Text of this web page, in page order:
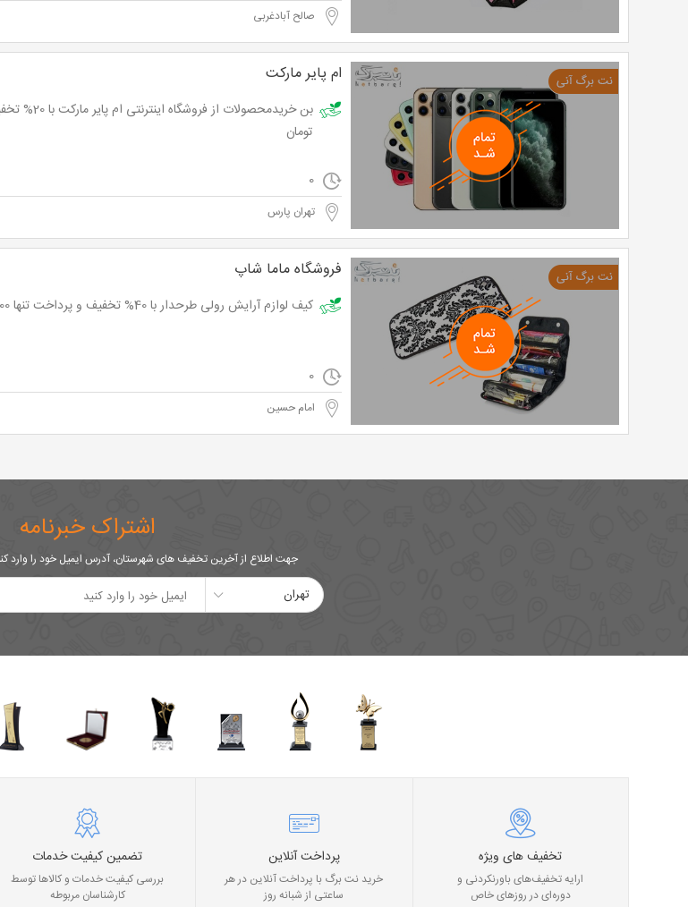
صالح آبادغربی
ام پایر مارکت
تومان
0
تهران پارس
فروشگاه ماما شاپ
کیف لوازم آرایش رولی طرحدار با 40% تخفیف و پرداخت تنها 9،600 تومان به جای 16,000 تومان
0
امام حسین
اشتراک خبرنامه
جهت اطلاع از آخرین تخفیف های شهرستان، آدرس ایمیل خود را وارد
تهران
تخفیف های ویژه
ارایه تخفیف‌های باورنکردنی و
دوره‌ای در روز‌های خاص
پرداخت آنلاین
خرید نت برگ با پرداخت آنلاین در هر
ساعتی از شبانه روز
تضمین کیفیت خدمات
بررسی کیفیت خدمات و کالاها توسط
کارشناسان مربوطه